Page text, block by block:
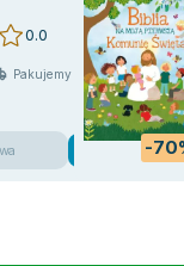
0.0
Pakujemy jutro
-